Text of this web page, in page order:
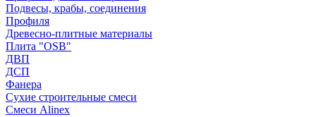
Подвесы, крабы, соединения
Профиля
Древесно-плитные материалы
Плита "OSB"
ДВП
ДСП
Фанера
Сухие строительные смеси
Смеси Alinex